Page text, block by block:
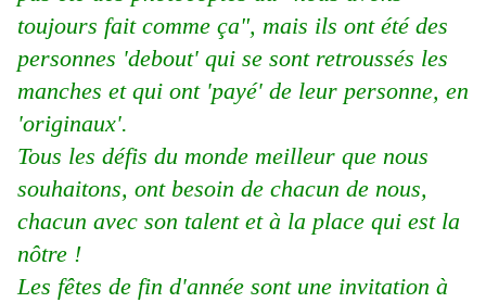
toujours fait comme ça", mais ils ont été des
personnes 'debout' qui se sont retroussés les
manches et qui ont 'payé' de leur personne, en
'originaux'.
Tous les défis du monde meilleur que nous
souhaitons, ont besoin de chacun de nous,
chacun avec son talent et à la place qui est la
nôtre !
Les fêtes de fin d'année sont une invitation à